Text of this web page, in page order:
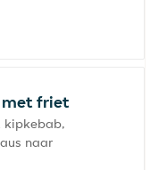
friet
kipkebab,
naar